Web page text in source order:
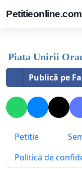
Petitieonline.com
Piata Unirii
Publică pe
Petitie
Politică de